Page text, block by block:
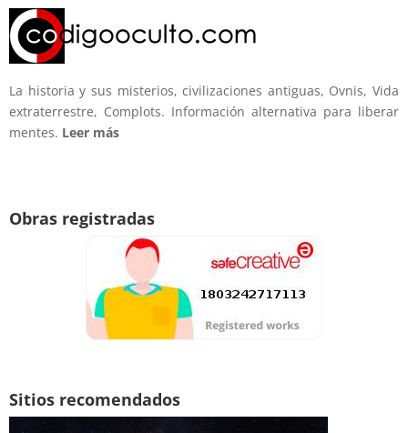
La historia y sus misterios, civilizaciones antiguas, Ovnis, Vida
extraterrestre, Complots. Información alternativa para liberar
mentes. Leer más
Obras registradas
Sitios recomendados